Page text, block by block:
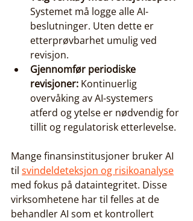
Systemet må logge alle AI-
beslutninger. Uten dette er
etterprøvbarhet umulig ved
revisjon.
Gjennomfør periodiske
revisjoner: Kontinuerlig
overvåking av AI-systemers
atferd og ytelse er nødvendig for
tillit og regulatorisk etterlevelse.
Mange finansinstitusjoner bruker AI
til svindeldeteksjon og risikoanalyse
med fokus på dataintegritet. Disse
virksomhetene har til felles at de
behandler AI som et kontrollert